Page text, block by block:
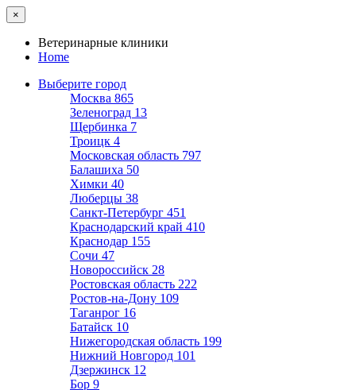
×
Ветеринарные клиники
Home
Выберите город
Москва 865
Зеленоград 13
Щербинка 7
Троицк 4
Московская область 797
Балашиха 50
Химки 40
Люберцы 38
Санкт-Петербург 451
Краснодарский край 410
Краснодар 155
Сочи 47
Новороссийск 28
Ростовская область 222
Ростов-на-Дону 109
Таганрог 16
Батайск 10
Нижегородская область 199
Нижний Новгород 101
Дзержинск 12
Бор 9